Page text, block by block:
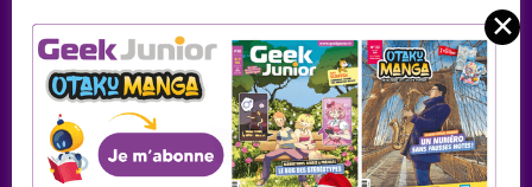
JE M'ABONNE ! ✕